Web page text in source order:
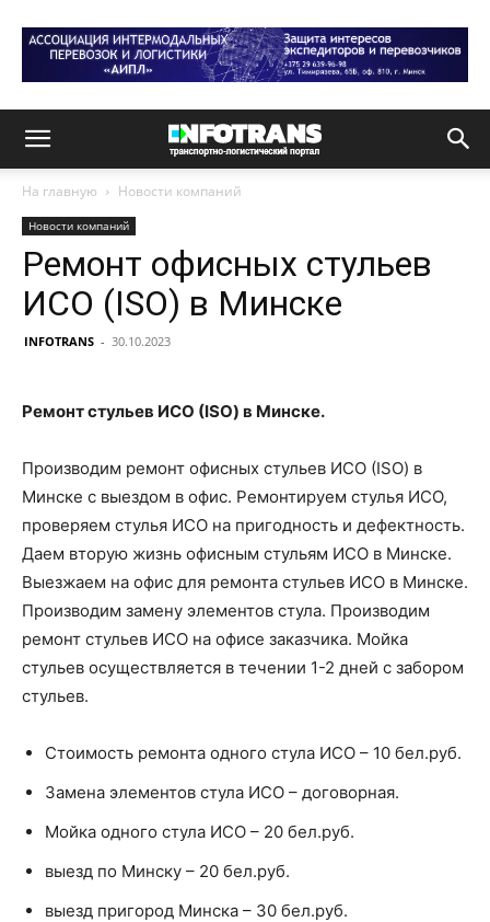
На главную Новости компаний
Новости компаний
Ремонт офисных стульев
ИСО (ISO) в Минске
INFOTRANS - 30.10.2023
Ремонт стульев ИСО (ISO) в Минске.
Производим ремонт офисных стульев ИСО (ISO) в
Минске с выездом в офис. Ремонтируем стулья ИСО,
проверяем стулья ИСО на пригодность и дефектность.
Даем вторую жизнь офисным стульям ИСО в Минске.
Выезжаем на офис для ремонта стульев ИСО в Минске.
Производим замену элементов стула. Производим
ремонт стульев ИСО на офисе заказчика. Мойка
стульев осуществляется в течении 1-2 дней с забором
стульев.
Стоимость ремонта одного стула ИСО – 10 бел.руб.
Замена элементов стула ИСО – договорная.
Мойка одного стула ИСО – 20 бел.руб.
выезд по Минску – 20 бел.руб.
выезд пригород Минска – 30 бел.руб.